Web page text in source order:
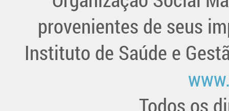
provenientes de seus
Instituto de Saúde e
Todos os